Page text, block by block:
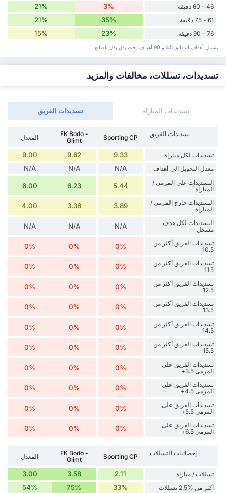
46 - 60 دقيقة 3%
21%
61 - 75 دقيقة 35%
21%
76 - 90 دقيقة 23%
15%
تشمل أهداف الدقائق 45 و 90 أهداف وقت ‏بدل ‏بدل الضائع.
تسديدات، تسللات، مخالفات والمزيد
تسديدات الفريق تسديدات المباراة
تسديدات الفريق Sporting CP
FK Bodo -
Glimt
المعدل
تسديدات لكل مباراة 9.33
9.62
9.00
معدل التحويل الى أهداف N/A
N/A
N/A
التسديدات على المرمى /
المباراة
5.44
6.23
6.00
التسديدات خارج المرمى /
المباراة
3.89
3.38
4.00
التسديدات لكل هدف
مسجل
N/A
N/A
N/A
تسديدات الفريق أكثر من
10.5
0%
0%
0%
تسديدات الفريق أكثر من
11.5
0%
0%
0%
تسديدات الفريق أكثر من
12.5
0%
0%
0%
تسديدات الفريق أكثر من
13.5
0%
0%
0%
تسديدات الفريق أكثر من
14.5
0%
0%
0%
تسديدات الفريق أكثر من
15.5
0%
0%
0%
تسديدات الفريق على
المرمى 3.5+
0%
0%
0%
تسديدات الفريق على
المرمى 4.5+
0%
0%
0%
تسديدات الفريق على
المرمى 5.5+
0%
0%
0%
تسديدات الفريق على
المرمى 6.5+
0%
0%
0%
إحصائيات التسللات Sporting CP
FK Bodo -
Glimt
المعدل
تسللات / مباراة 2.11
3.58
3.00
أكثر من %2.5 تسللات 33%
75%
54%